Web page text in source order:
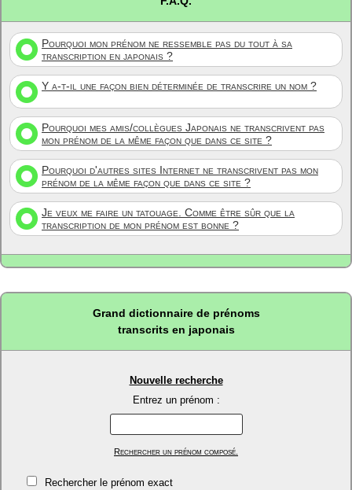
Pourquoi mon prénom ne ressemble pas du tout à sa
transcription en japonais ?
Y a-t-il une façon bien déterminée de transcrire un nom ?
Pourquoi mes amis/collègues Japonais ne transcrivent pas
mon prénom de la même façon que dans ce site ?
Pourquoi d'autres sites Internet ne transcrivent pas mon
prénom de la même façon que dans ce site ?
Je veux me faire un tatouage. Comme être sûr que la
transcription de mon prénom est bonne ?
Grand dictionnaire de prénoms
transcrits en japonais
Nouvelle recherche
Entrez un prénom :
Rechercher un prénom composé.
Rechercher le prénom exact